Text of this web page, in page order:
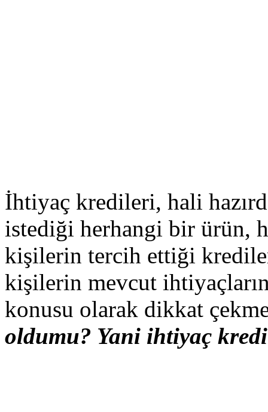
İhtiyaç kredileri, hali
istediği herhangi bir ürün,
kişilerin tercih ettiği
kişilerin mevcut
konusu olarak dikkat
oldumu? Yani ihtiyaç